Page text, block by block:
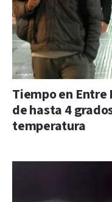
Tiempo en
de hasta 4
temperatura